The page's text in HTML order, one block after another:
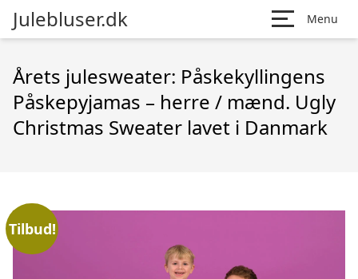
Julebluser.dk Menu
Årets julesweater: Påskekyllingens
Påskepyjamas – herre / mænd. Ugly
Christmas Sweater lavet i Danmark
Tilbud!